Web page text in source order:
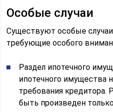
Особые случаи
Существуют особые
требующие особого
Раздел ипотечного
ипотечного имущества
требования
быть произведен